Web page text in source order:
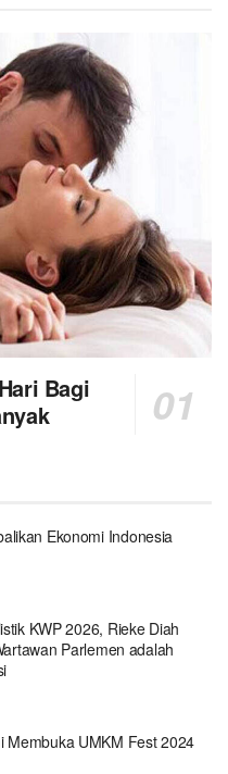
Bagi
Ekonomi Indonesia
KWP 2026, Rieke Diah
Parlemen adalah
Membuka UMKM Fest 2024